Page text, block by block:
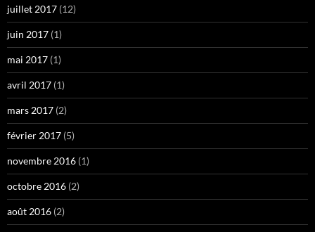
juillet 2017 (12)
juin 2017 (1)
mai 2017 (1)
avril 2017 (1)
mars 2017 (2)
février 2017 (5)
novembre 2016 (1)
octobre 2016 (2)
août 2016 (2)